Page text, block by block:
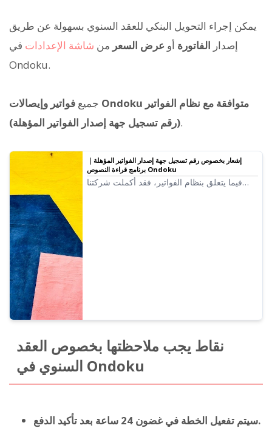
يمكن إجراء التحويل البنكي للعقد السنوي بسهولة عن طريق
إصدار الفاتورة أو عرض السعر من شاشة الإعدادات في
Ondoku.
جميع فواتير وإيصالات Ondoku متوافقة مع نظام الفواتير
(رقم تسجيل جهة إصدار الفواتير المؤهلة).
إشعار بخصوص رقم تسجيل جهة إصدار الفواتير المؤهلة｜
برنامج قراءة النصوص Ondoku
فيما يتعلق بنظام الفواتير، فقد أكملت شركتنا
نقاط يجب ملاحظتها بخصوص العقد
السنوي في Ondoku
سيتم تفعيل الخطة في غضون 24 ساعة بعد تأكيد الدفع.